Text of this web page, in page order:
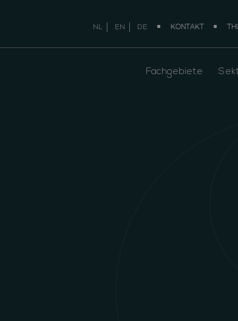
NL EN DE KONTAKT
Fachgebiete